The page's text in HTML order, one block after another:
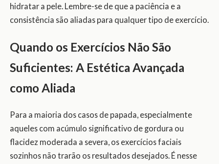
hidratar a pele. Lembre-se de que a paciência e a
consistência são aliadas para qualquer tipo de exercício.
Quando os Exercícios Não São
Suficientes: A Estética Avançada
como Aliada
Para a maioria dos casos de papada, especialmente
aqueles com acúmulo significativo de gordura ou
flacidez moderada a severa, os exercícios faciais
sozinhos não trarão os resultados desejados. É nesse